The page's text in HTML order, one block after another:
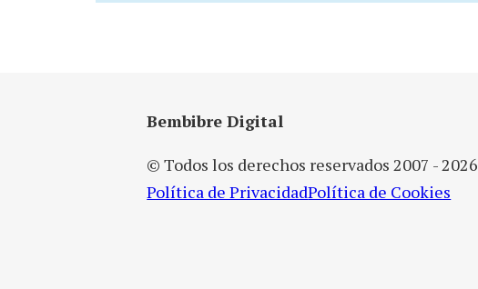
Bembibre Digital
© Todos los derechos reservados 2007 - 2026
Política de PrivacidadPolítica de Cookies